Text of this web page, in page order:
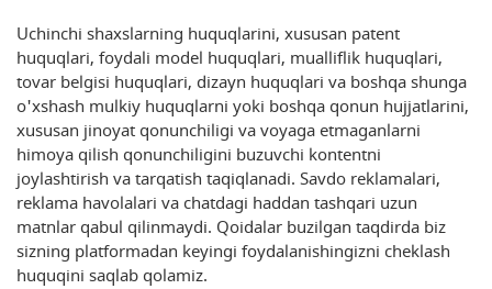
Uchinchi shaxslarning huquqlarini, xususan patent
huquqlari, foydali model huquqlari, mualliflik huquqlari,
tovar belgisi huquqlari, dizayn huquqlari va boshqa shunga
o'xshash mulkiy huquqlarni yoki boshqa qonun hujjatlarini,
xususan jinoyat qonunchiligi va voyaga etmaganlarni
himoya qilish qonunchiligini buzuvchi kontentni
joylashtirish va tarqatish taqiqlanadi. Savdo reklamalari,
reklama havolalari va chatdagi haddan tashqari uzun
matnlar qabul qilinmaydi. Qoidalar buzilgan taqdirda biz
sizning platformadan keyingi foydalanishingizni cheklash
huquqini saqlab qolamiz.